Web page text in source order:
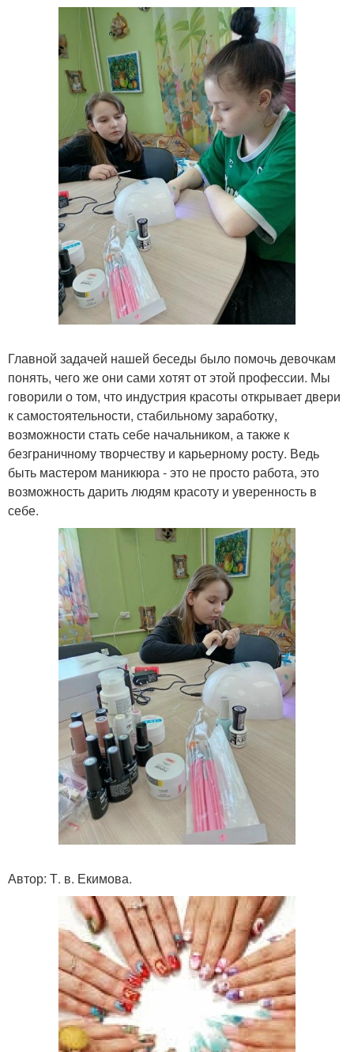
Главной задачей нашей беседы было помочь девочкам
понять, чего же они сами хотят от этой профессии. Мы
говорили о том, что индустрия красоты открывает двери
к самостоятельности, стабильному заработку,
возможности стать себе начальником, а также к
безграничному творчеству и карьерному росту. Ведь
быть мастером маникюра - это не просто работа, это
возможность дарить людям красоту и уверенность в
себе.
Автор: Т. в. Екимова.